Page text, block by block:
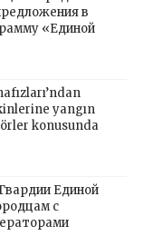
в
«Единой
yangın
konusunda
Единой
с